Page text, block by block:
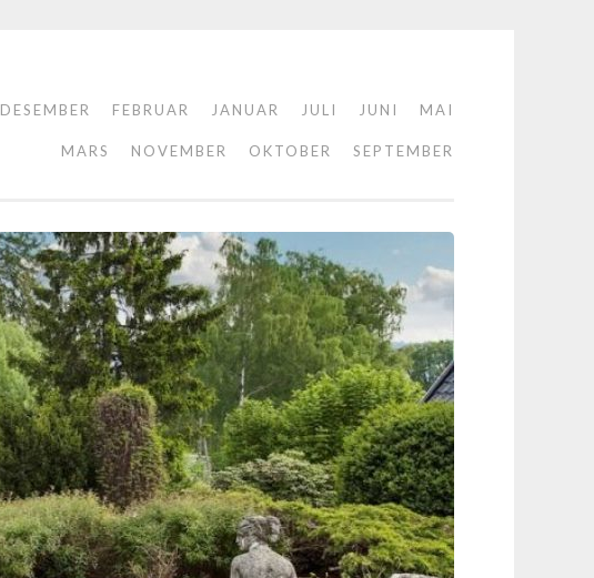
DESEMBER FEBRUAR JANUAR JULI JUNI MAI
MARS NOVEMBER OKTOBER SEPTEMBER